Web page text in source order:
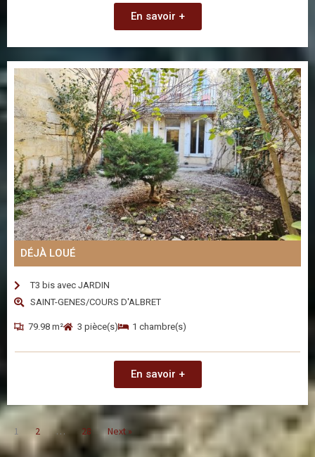
En savoir +
DÉJÀ LOUÉ
T3 bis avec JARDIN
SAINT-GENES/COURS D'ALBRET
79.98 m² 3 pièce(s) 1 chambre(s)
En savoir +
1 2 … 28 Next »